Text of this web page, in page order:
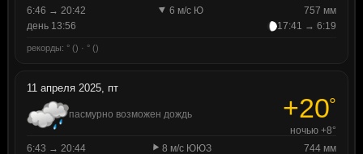
6:46 → 20:42
6 м/с Ю
757 мм
день 13:56
17:41 → 6:19
рекорды: ° () · ° ()
11 апреля 2025, пт
пасмурно возможен дождь +20°
ночью +8°
6:43 → 20:44
8 м/с ЮЮЗ
744 мм